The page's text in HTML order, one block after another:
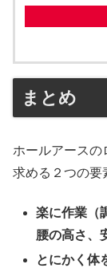
まとめ
ホールアースの
求める２つの要
楽に作業（
腰の高さ、
とにかく体